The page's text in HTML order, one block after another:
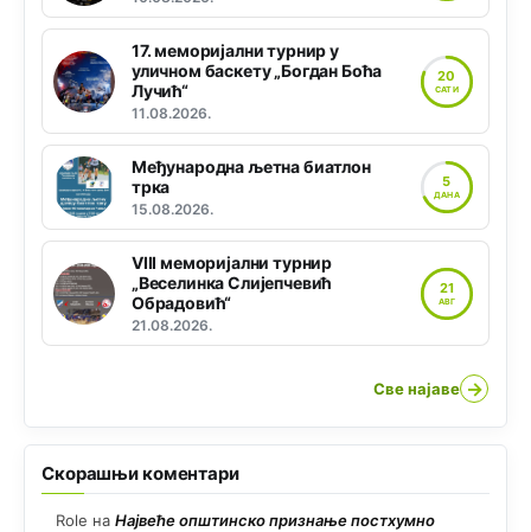
17. меморијални турнир у
уличном баскету „Богдан Боћа
Лучић“
11.08.2026.
20
САТИ
Међународна љетна биатлон
трка
15.08.2026.
5
ДАНА
VIII меморијални турнир
„Веселинка Слијепчевић
Обрадовић“
21.08.2026.
21
АВГ
Све најаве →
Скорашњи коментари
Role на Највеће општинско признање постхумно